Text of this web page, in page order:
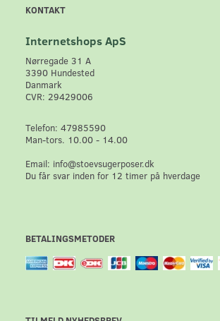
KONTAKT
Internetshops ApS
Nørregade 31 A
3390 Hundested
Danmark
CVR: 29429006
Telefon: 47985590
Man-tors. 10.00 - 14.00
Email: info@stoevsugerposer.dk
Du får svar inden for 12 timer på hverdage
BETALINGSMETODER